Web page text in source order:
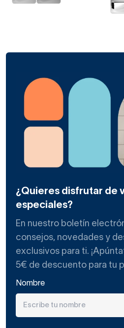
¿Quieres disfrutar de
especiales?
En nuestro boletín
consejos, novedades y
exclusivos para ti.
5€ de descuento para tu
Nombre